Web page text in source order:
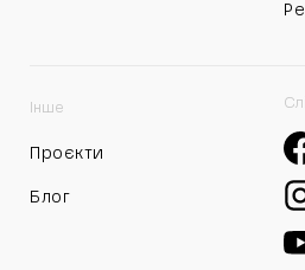
Інше
Проєкти
Блог